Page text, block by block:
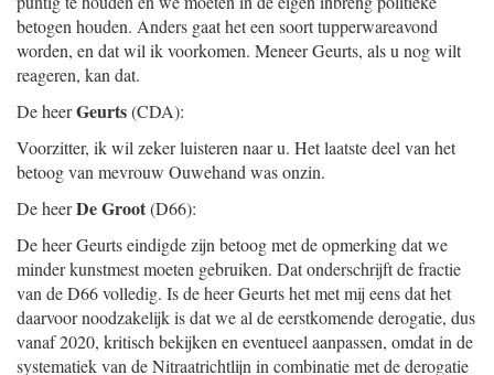
betogen houden. Anders gaat het een soort tupperwareavond
worden, en dat wil ik voorkomen. Meneer Geurts, als u nog wilt
reageren, kan dat.
De heerGeurts(CDA):
Voorzitter, ik wil zeker luisteren naar u. Het laatste deel van het
betoog van mevrouw Ouwehand was onzin.
De heerDe Groot(D66):
De heer Geurts eindigde zijn betoog met de opmerking dat we
minder kunstmest moeten gebruiken. Dat onderschrijft de fractie
van de D66 volledig. Is de heer Geurts het met mij eens dat het
daarvoor noodzakelijk is dat we al de eerstkomende derogatie, dus
vanaf 2020, kritisch bekijken en eventueel aanpassen, omdat in de
systematiek van de Nitraatrichtlijn in combinatie met de derogatie